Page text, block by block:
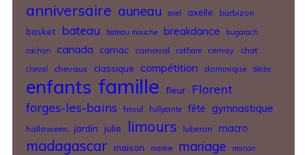
anniversaire auneau axel axelle barbizon
basket bateau bateau mouche breakdance
bugarach
cachan
canada carnac carnaval cathare cernay chat
cheval chevaux classique compétition dominique décès
enfants famille fleur Florent
forges-les-bains frioul fullpointe fête gymnastique
halloween jardin julie limours luberon macro
madagascar maison mamie mariage marion